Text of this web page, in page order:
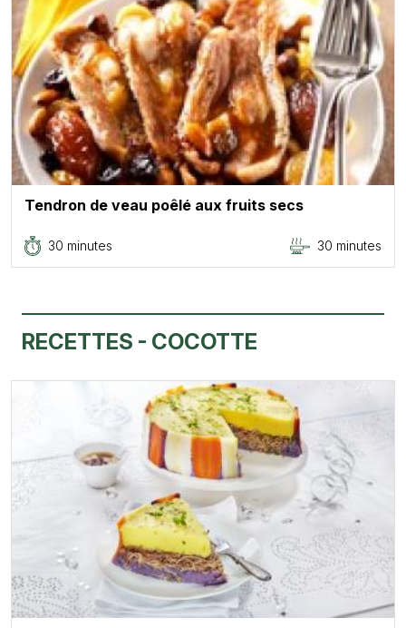
Tendron de veau poêlé aux fruits secs
30 minutes 30 minutes
RECETTES - COCOTTE